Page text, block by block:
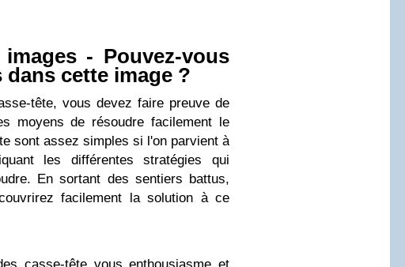
- Pouvez-vous
cette image ?
tête, vous devez faire preuve de
moyens de résoudre facilement le
sont assez simples si l'on parvient à
les différentes stratégies qui
En sortant des sentiers battus,
facilement la solution à ce